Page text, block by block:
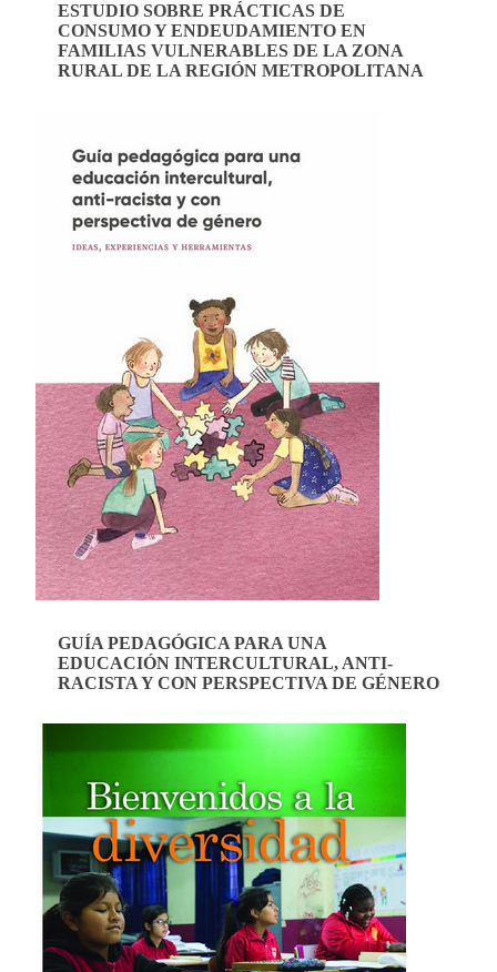
ESTUDIO SOBRE PRÁCTICAS DE
CONSUMO Y ENDEUDAMIENTO EN
FAMILIAS VULNERABLES DE LA ZONA
RURAL DE LA REGIÓN METROPOLITANA
GUÍA PEDAGÓGICA PARA UNA
EDUCACIÓN INTERCULTURAL, ANTI-
RACISTA Y CON PERSPECTIVA DE GÉNERO